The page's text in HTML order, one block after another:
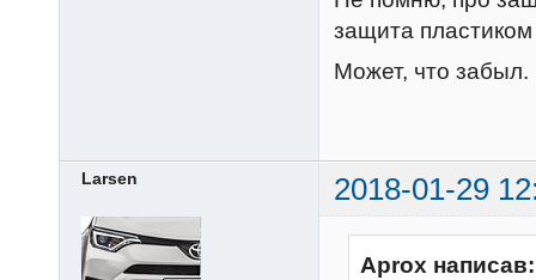
защита
Может, что
Larsen 2018-01-29
Aprox написав: